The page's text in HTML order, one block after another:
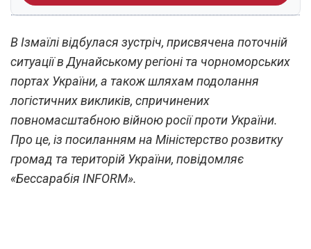
В Ізмаїлі відбулася зустріч, присвячена поточній
ситуації в Дунайському регіоні та чорноморських
портах України, а також шляхам подолання
логістичних викликів, спричинених
повномасштабною війною росії проти України.
Про це, із посиланням на Міністерство розвитку
громад та територій України, повідомляє
«Бессарабія INFORM».